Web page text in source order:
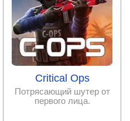
Critical Ops
Потрясающий шутер от
первого лица.